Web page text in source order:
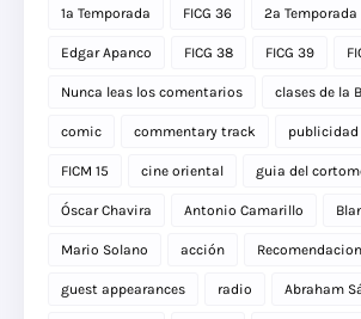
1a Temporada FICG 36 2a Temporada
Edgar Apanco FICG 38 FICG 39
Nunca leas los comentarios clases de la
comic commentary track publicidad
FICM 15 cine oriental guia del
Óscar Chavira Antonio Camarillo
Mario Solano acción
guest appearances radio Abraham